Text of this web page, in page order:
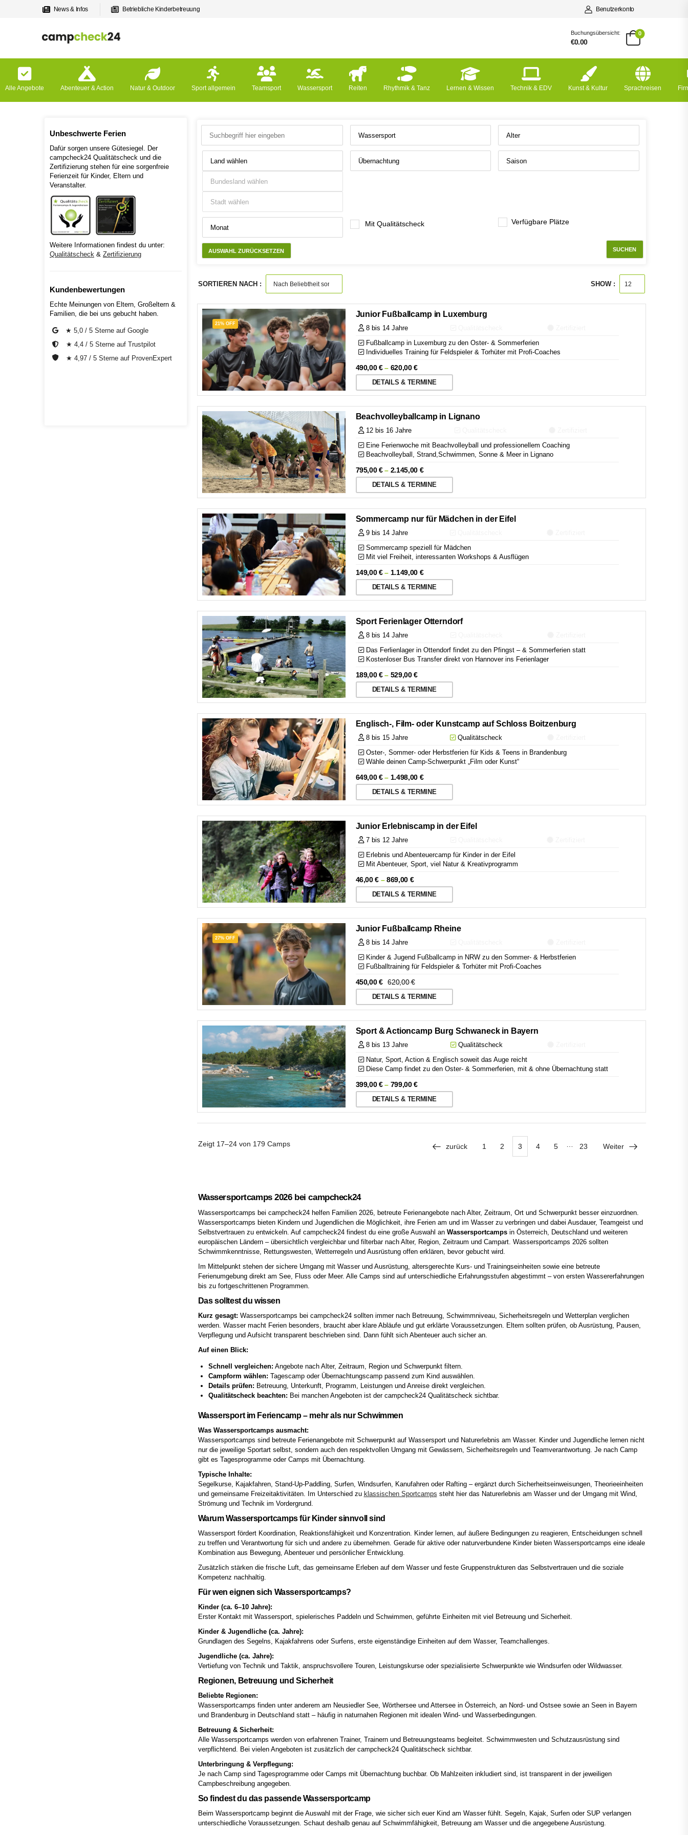
News & Infos Betriebliche Kinderbetreuung Benutzerkonto
Buchungsübersicht:
€0.00
0
Alle Angebote Abenteuer & Action Natur & Outdoor Sport allgemein Teamsport Wassersport Reiten Rhythmik & Tanz Lernen & Wissen Technik & EDV Kunst & Kultur Sprachreisen
Unbeschwerte Ferien
Dafür sorgen unsere Gütesiegel. Der
campcheck24 Qualitätscheck und die
Zertifizierung stehen für eine sorgenfreie
Ferienzeit für Kinder, Eltern und
Veranstalter.
Weitere Informationen findest du unter:
Qualitätscheck & Zertifizierung
Kundenbewertungen
Echte Meinungen von Eltern, Großeltern &
Familien, die bei uns gebucht haben.
★ 5,0 / 5 Sterne auf Google
★ 4,4 / 5 Sterne auf Trustpilot
★ 4,97 / 5 Sterne auf ProvenExpert
Mit Qualitätscheck Verfügbare Plätze
AUSWAHL ZURÜCKSETZEN SUCHEN
SORTIEREN NACH : SHOW :
21% OFF
Junior Fußballcamp in Luxemburg
8 bis 14 Jahre
Fußballcamp in Luxemburg zu den Oster- & Sommerferien
Individuelles Training für Feldspieler & Torhüter mit Profi-Coaches
490,00€– 620,00€
DETAILS & TERMINE
Beachvolleyballcamp in Lignano
12 bis 16 Jahre
Eine Ferienwoche mit Beachvolleyball und professionellem Coaching
Beachvolleyball, Strand,Schwimmen, Sonne & Meer in Lignano
795,00€– 2.145,00 €
DETAILS & TERMINE
Sommercamp nur für Mädchen in der Eifel
9 bis 14 Jahre
Sommercamp speziell für Mädchen
Mit viel Freiheit, interessanten Workshops & Ausflügen
149,00€– 1.149,00 €
DETAILS & TERMINE
Sport Ferienlager Otterndorf
8 bis 14 Jahre
Das Ferlienlager in Ottendorf findet zu den Pfingst – & Sommerferien statt
Kostenloser Bus Transfer direkt von Hannover ins Ferienlager
189,00€– 529,00€
DETAILS & TERMINE
Englisch-, Film- oder Kunstcamp auf Schloss Boitzenburg
8 bis 15 Jahre Qualitätscheck
Oster-, Sommer- oder Herbstferien für Kids & Teens in Brandenburg
Wähle deinen Camp-Schwerpunkt „Film oder Kunst“
649,00€– 1.498,00 €
DETAILS & TERMINE
Junior Erlebniscamp in der Eifel
7 bis 12 Jahre
Erlebnis und Abenteuercamp für Kinder in der Eifel
Mit Abenteuer, Sport, viel Natur & Kreativprogramm
46,00€ –869,00 €
DETAILS & TERMINE
27% OFF
Junior Fußballcamp Rheine
8 bis 14 Jahre
Kinder & Jugend Fußballcamp in NRW zu den Sommer- & Herbstferien
Fußballtraining für Feldspieler & Torhüter mit Profi-Coaches
450,00€ 620,00€
DETAILS & TERMINE
Sport & Actioncamp Burg Schwaneck in Bayern
8 bis 13 Jahre Qualitätscheck
Natur, Sport, Action & Englisch soweit das Auge reicht
Diese Camp findet zu den Oster- & Sommerferien, mit & ohne Übernachtung statt
399,00€– 799,00€
DETAILS & TERMINE
Zeigt 17–24 von 179Camps zurück 1 2 3 4 5 23 Weiter
Wassersportcamps 2026 bei campcheck24
Wassersportcamps bei campcheck24 helfen Familien 2026, betreute Ferienangebote nach Alter, Zeitraum, Ort und Schwerpunkt besser einzuordnen.
Wassersportcamps bieten Kindern und Jugendlichen die Möglichkeit, ihre Ferien am und im Wasser zu verbringen und dabei Ausdauer, Teamgeist und
Selbstvertrauen zu entwickeln. Auf campcheck24 findest du eine große Auswahl an Wassersportcamps in Österreich, Deutschland und weiteren
europäischen Ländern – übersichtlich vergleichbar und filterbar nach Alter, Region, Zeitraum und Campart. Wassersportcamps 2026 sollten
Schwimmkenntnisse, Rettungswesten, Wetterregeln und Ausrüstung offen erklären, bevor gebucht wird.
Im Mittelpunkt stehen der sichere Umgang mit Wasser und Ausrüstung, altersgerechte Kurs- und Trainingseinheiten sowie eine betreute
Ferienumgebung direkt am See, Fluss oder Meer. Alle Camps sind auf unterschiedliche Erfahrungsstufen abgestimmt – von ersten Wassererfahrungen
bis zu fortgeschrittenen Programmen.
Das solltest du wissen
Kurz gesagt: Wassersportcamps bei campcheck24 sollten immer nach Betreuung, Schwimmniveau, Sicherheitsregeln und Wetterplan verglichen
werden. Wasser macht Ferien besonders, braucht aber klare Abläufe und gut erklärte Voraussetzungen. Eltern sollten prüfen, ob Ausrüstung, Pausen,
Verpflegung und Aufsicht transparent beschrieben sind. Dann fühlt sich Abenteuer auch sicher an.
Auf einen Blick:
Schnell vergleichen: Angebote nach Alter, Zeitraum, Region und Schwerpunkt filtern.
Campform wählen: Tagescamp oder Übernachtungscamp passend zum Kind auswählen.
Details prüfen: Betreuung, Unterkunft, Programm, Leistungen und Anreise direkt vergleichen.
Qualitätscheck beachten: Bei manchen Angeboten ist der campcheck24 Qualitätscheck sichtbar.
Wassersport im Feriencamp – mehr als nur Schwimmen
Was Wassersportcamps ausmacht:
Wassersportcamps sind betreute Ferienangebote mit Schwerpunkt auf Wassersport und Naturerlebnis am Wasser. Kinder und Jugendliche lernen nicht
nur die jeweilige Sportart selbst, sondern auch den respektvollen Umgang mit Gewässern, Sicherheitsregeln und Teamverantwortung. Je nach Camp
gibt es Tagesprogramme oder Camps mit Übernachtung.
Typische Inhalte:
Segelkurse, Kajakfahren, Stand-Up-Paddling, Surfen, Windsurfen, Kanufahren oder Rafting – ergänzt durch Sicherheitseinweisungen, Theorieeinheiten
und gemeinsame Freizeitaktivitäten. Im Unterschied zu klassischen Sportcamps steht hier das Naturerlebnis am Wasser und der Umgang mit Wind,
Strömung und Technik im Vordergrund.
Warum Wassersportcamps für Kinder sinnvoll sind
Wassersport fördert Koordination, Reaktionsfähigkeit und Konzentration. Kinder lernen, auf äußere Bedingungen zu reagieren, Entscheidungen schnell
zu treffen und Verantwortung für sich und andere zu übernehmen. Gerade für aktive oder naturverbundene Kinder bieten Wassersportcamps eine ideale
Kombination aus Bewegung, Abenteuer und persönlicher Entwicklung.
Zusätzlich stärken die frische Luft, das gemeinsame Erleben auf dem Wasser und feste Gruppenstrukturen das Selbstvertrauen und die soziale
Kompetenz nachhaltig.
Für wen eignen sich Wassersportcamps?
Kinder (ca. 6–10 Jahre):
Erster Kontakt mit Wassersport, spielerisches Paddeln und Schwimmen, geführte Einheiten mit viel Betreuung und Sicherheit.
Kinder & Jugendliche (ca. Jahre):
Grundlagen des Segelns, Kajakfahrens oder Surfens, erste eigenständige Einheiten auf dem Wasser, Teamchallenges.
Jugendliche (ca. Jahre):
Vertiefung von Technik und Taktik, anspruchsvollere Touren, Leistungskurse oder spezialisierte Schwerpunkte wie Windsurfen oder Wildwasser.
Regionen, Betreuung und Sicherheit
Beliebte Regionen:
Wassersportcamps finden unter anderem am Neusiedler See, Wörthersee und Attersee in Österreich, an Nord- und Ostsee sowie an Seen in Bayern
und Brandenburg in Deutschland statt – häufig in naturnahen Regionen mit idealen Wind- und Wasserbedingungen.
Betreuung & Sicherheit:
Alle Wassersportcamps werden von erfahrenen Trainer, Trainern und Betreuungsteams begleitet. Schwimmwesten und Schutzausrüstung sind
verpflichtend. Bei vielen Angeboten ist zusätzlich der campcheck24 Qualitätscheck sichtbar.
Unterbringung & Verpflegung:
Je nach Camp sind Tagesprogramme oder Camps mit Übernachtung buchbar. Ob Mahlzeiten inkludiert sind, ist transparent in der jeweiligen
Campbeschreibung angegeben.
So findest du das passende Wassersportcamp
Beim Wassersportcamp beginnt die Auswahl mit der Frage, wie sicher sich euer Kind am Wasser fühlt. Segeln, Kajak, Surfen oder SUP verlangen
unterschiedliche Voraussetzungen. Schaut deshalb genau auf Schwimmfähigkeit, Betreuung am Wasser und die angegebene Ausrüstung.